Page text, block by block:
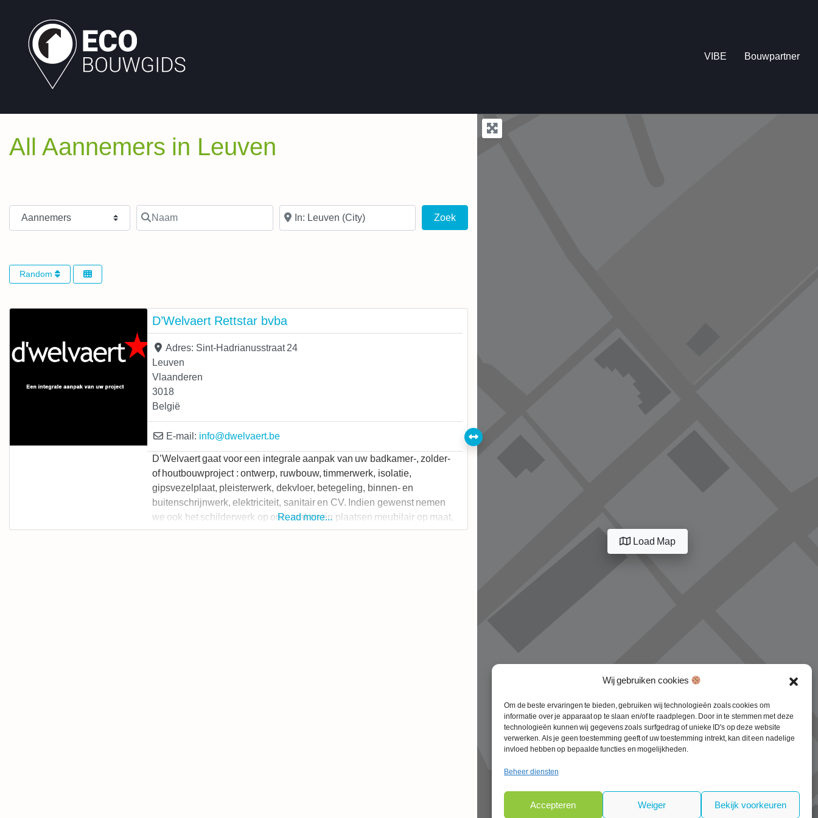
Wij gebruiken cookies
Om de beste ervaringen te bieden, gebruiken wij technologieën zoals cookies om
informatie over je apparaat op te slaan en/of te raadplegen. Door in te stemmen met deze
technologieën kunnen wij gegevens zoals surfgedrag of unieke ID's op deze website
verwerken. Als je geen toestemming geeft of uw toestemming intrekt, kan dit een nadelige
invloed hebben op bepaalde functies en mogelijkheden.
Beheer diensten
Accepteren Weiger Bekijk voorkeuren
VIBE Bouwpartner
All Aannemers in Leuven
Type Bouwpartner Naam In de buurt van
ZoekZoek
Random
D’Welvaert Rettstar bvba
Adres: Sint-Hadrianusstraat 24
Leuven
Vlaanderen
3018
België
E-mail: info@dwelvaert.be
D’Welvaert gaat voor een integrale aanpak van uw badkamer-, zolder-
of houtbouwproject : ontwerp, ruwbouw, timmerwerk, isolatie,
gipsvezelplaat, pleisterwerk, dekvloer, betegeling, binnen- en
buitenschrijnwerk, elektriciteit, sanitair en CV. Indien gewenst nemen
we ook het schilderwerk op ons, maken en plaatsen meubilair op maat,
werken de houtbouw af met een groendak of integreren een
Read more...
Load Map